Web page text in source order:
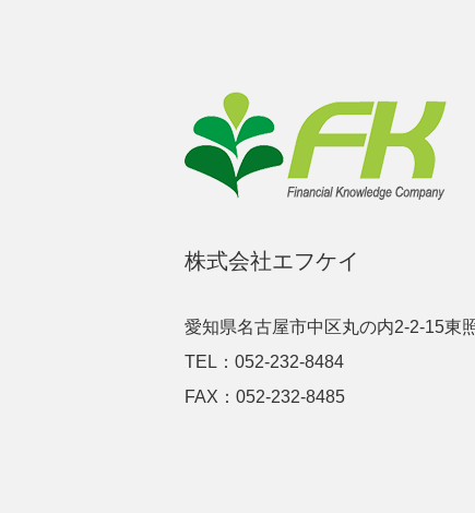
株式会社エフケイ
愛知県名古屋市中区丸の内2-2-15東
TEL：052-232-8484
FAX：052-232-8485